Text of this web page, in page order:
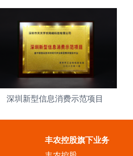
深圳新型信息消费示范项目
丰农控股旗下业务